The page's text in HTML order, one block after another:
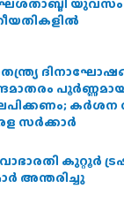
കർശന
സർക്കാർ
കുറ്റൂർ
അന്തരിച്ചു